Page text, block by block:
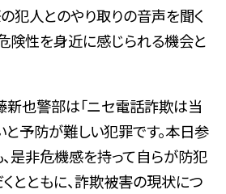
犯人とのやり取りの音声を聞く
険性を身近に感じられる機会と
也警部は「ニセ電話詐欺は当
予防が難しい犯罪です。本日参
是非危機感を持って自らが防犯
とともに、詐欺被害の現状につ